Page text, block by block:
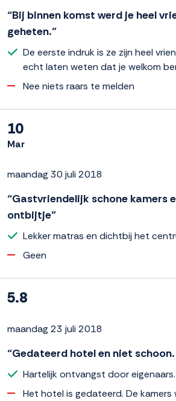
“Bij binnen komst werd je heel
geheten.”
De eerste indruk is ze zijn heel
echt laten weten dat je welkom
Nee niets raars te melden
10
Mar
maandag 30 juli 2018
“Gastvriendelijk schone kamers
ontbijtje”
Lekker matras en dichtbij het
Geen
5.8
maandag 23 juli 2018
“Gedateerd hotel en niet schoon.
Hartelijk ontvangst door eigenaars.
Het hotel is gedateerd. De